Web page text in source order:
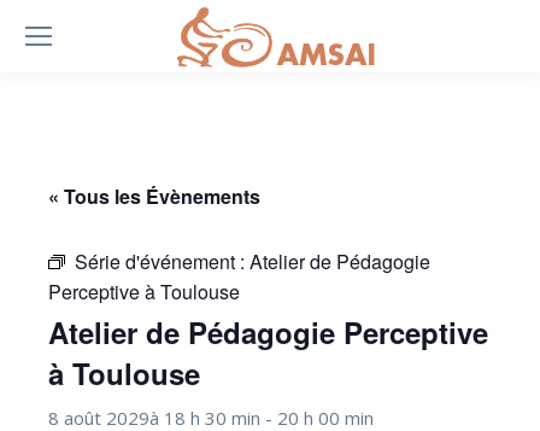
« Tous les Évènements
Série d'événement : Atelier de Pédagogie
Perceptive à Toulouse
Atelier de Pédagogie Perceptive
à Toulouse
8 août 2029à 18 h 30 min - 20 h 00 min